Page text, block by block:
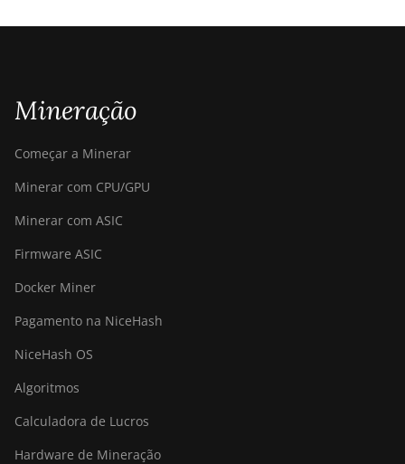
Mineração
Começar a Minerar
Minerar com CPU/GPU
Minerar com ASIC
Firmware ASIC
Docker Miner
Pagamento na NiceHash
NiceHash OS
Algoritmos
Calculadora de Lucros
Hardware de Mineração